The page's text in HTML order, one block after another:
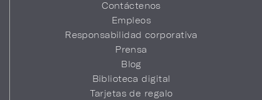
Contáctenos
Empleos
Responsabilidad corporativa
Prensa
Blog
Biblioteca digital
Tarjetas de regalo